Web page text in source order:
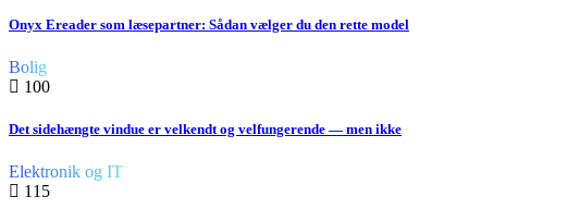
Onyx Ereader som læsepartner: Sådan vælger du den rette model
Bolig
100
Det sidehængte vindue er velkendt og velfungerende — men ikke
Elektronik og IT
115